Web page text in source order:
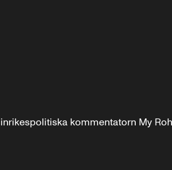
kommentatorn My